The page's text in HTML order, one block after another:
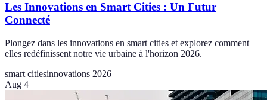
Les Innovations en Smart Cities : Un Futur
Connecté
Plongez dans les innovations en smart cities et explorez comment
elles redéfinissent notre vie urbaine à l'horizon 2026.
smart citiesinnovations 2026
Aug 4